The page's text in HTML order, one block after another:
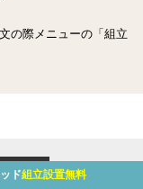
の際メニューの「組立
ら
ド組立設置無料